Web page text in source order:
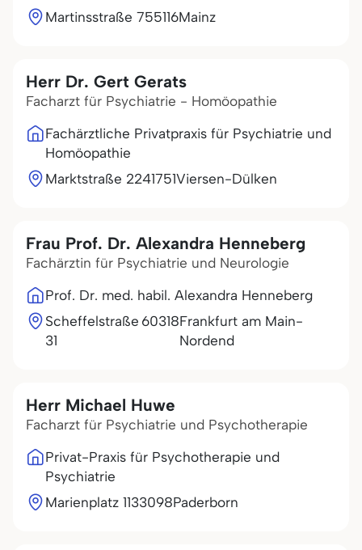
Martinsstraße 755116Mainz
Herr Dr. Gert Gerats
Facharzt für Psychiatrie - Homöopathie
Fachärztliche Privatpraxis für Psychiatrie und
Homöopathie
Marktstraße 2241751Viersen-Dülken
Frau Prof. Dr. Alexandra Henneberg
Fachärztin für Psychiatrie und Neurologie
Prof. Dr. med. habil. Alexandra Henneberg
Scheffelstraße
31
60318Frankfurt am Main-
Nordend
Herr Michael Huwe
Facharzt für Psychiatrie und Psychotherapie
Privat-Praxis für Psychotherapie und
Psychiatrie
Marienplatz 1133098Paderborn